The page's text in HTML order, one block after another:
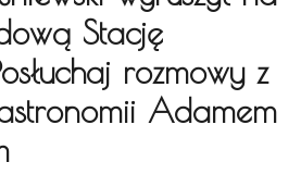
Stację
rozmowy z
Adamem